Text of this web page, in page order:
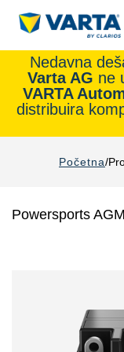
Nedavna
Varta AG ne
VARTA
distribuira
Početna
Powersports